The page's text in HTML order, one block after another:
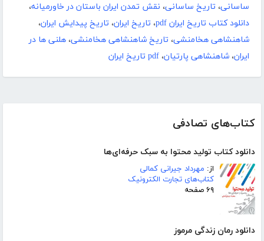
کتاب‌های تصادفی
دانلود کتاب تولید محتوا به سبک حرفه‌ای‌ها
از: مهرداد جیرانی کمالی
کتاب‌های تجارت الکترونیک
۶۹ صفحه
دانلود رمان زندگی مرموز
ساسانی، تاریخ ساسانی، نقش تمدن ایران باستان در خاورمیانه،
دانلود کتاب تاریخ ایران pdf
، تاریخ ایران، تاریخ پیدایش ایران،
شاهنشاهی هخامنشی، تاریخ شاهنشاهی هخامنشی، هلنی ها در
ایران، شاهنشاهی پارتیان، pdf تاریخ ایران